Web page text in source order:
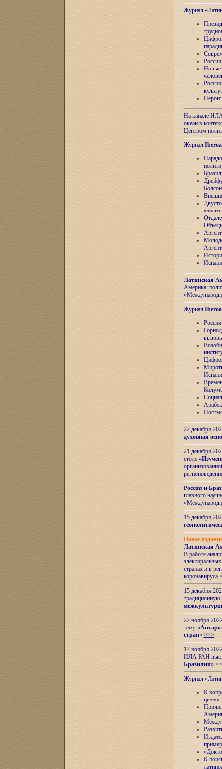
Журнал
Новые
Перон:
На канале
океан в
Центром
Журнал
анализ
Латинская
Америка:
Журнал
22 декабря
духовная
21 декабря
столе
Россия и
главного
15 декабря
Новое
Латинская
В работе
странах и в
коронавируса
15 декабря
22 ноября
тему «
стран» >>>
17 ноября
ИЛА РАН
Бразилии»
Журнал
К
К